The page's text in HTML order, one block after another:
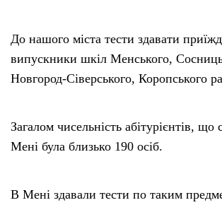
До нашого міста тести здавати
випускники шкіл Менського,
Новгород-Сіверського, Коропського
Загалом чисельність абітурієнтів,
Мені була близько 190 осіб.
В Мені здавали тести по таким